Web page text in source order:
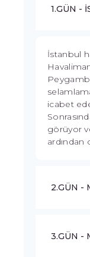
1.GÜN -
İstanbul
icabet
görüyor
2.GÜN -
3.GÜN -